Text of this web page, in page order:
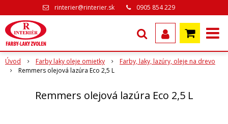
rinterier@rinterier.sk 0905 854 229
Úvod Farby laky oleje omietky
Farby, laky, lazúry, oleje na drevo
Remmers olejová lazúra Eco 2,5 L
Remmers olejová lazúra Eco 2,5 L